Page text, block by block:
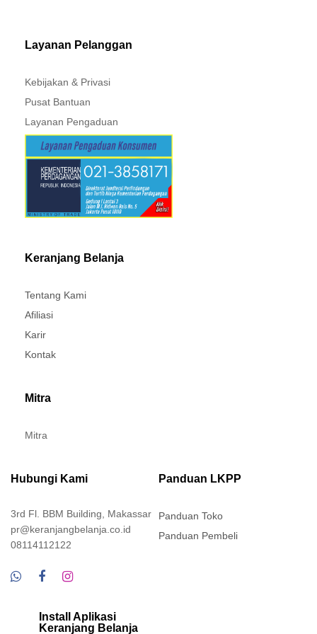
Layanan Pelanggan
Kebijakan & Privasi
Pusat Bantuan
Layanan Pengaduan
Keranjang Belanja
Tentang Kami
Afiliasi
Karir
Kontak
Mitra
Mitra
Hubungi Kami
3rd Fl. BBM Building, Makassar
pr@keranjangbelanja.co.id
08114112122
Panduan LKPP
Panduan Toko
Panduan Pembeli
Install Aplikasi
Keranjang Belanja